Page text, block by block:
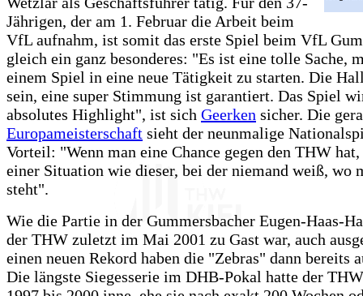
Jährigen, der am 1. Februar die Arbeit beim
VfL aufnahm, ist somit das erste Spiel beim VfL
gleich ein ganz besonderes: "Es ist eine tolle Sache,
einem Spiel in eine neue Tätigkeit zu starten. Die
sein, eine super Stimmung ist garantiert. Das Spiel
absolutes Highlight", ist sich Geerken sicher. Die
Europameisterschaft sieht der neunmalige
Vorteil: "Wenn man eine Chance gegen den THW
einer Situation wie dieser, bei der niemand weiß, wo
steht".
Wie die Partie in der Gummersbacher Eugen-Haas-
der THW zuletzt im Mai 2001 zu Gast war, auch
einen neuen Rekord haben die "Zebras" dann bereits
Die längste Siegesserie im DHB-Pokal hatte der